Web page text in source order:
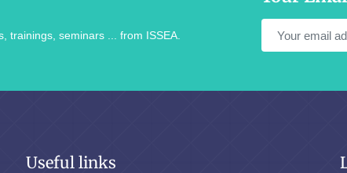
trainings, seminars ... from ISSEA.
Useful links